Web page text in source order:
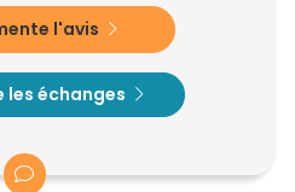
l'avis
les échanges